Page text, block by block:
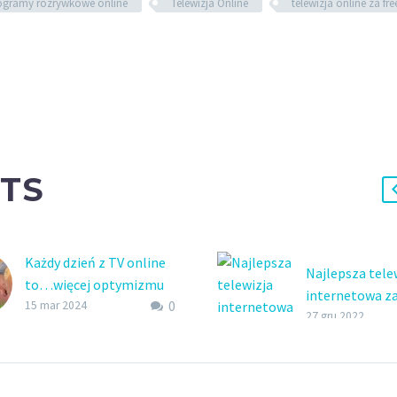
Każdy dzień z TV online
to…więcej optymizmu
Programy edukacyjne
0
15 mar 2024
Najlepsza
internetowa za
granicą?
najlepsza
27 gru 2022